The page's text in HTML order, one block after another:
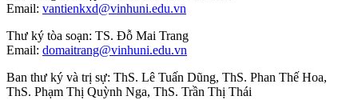
Email: vantienkxd@vinhuni.edu.vn
Thư ký tòa soạn: TS. Đỗ Mai Trang
Email: domaitrang@vinhuni.edu.vn
Ban thư ký và trị sự: ThS. Lê Tuấn Dũng, ThS. Phan Thế Hoa,
ThS. Phạm Thị Quỳnh Nga, ThS. Trần Thị Thái